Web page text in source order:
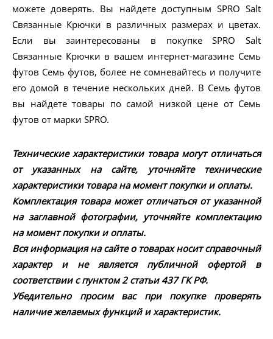
можете доверять. Вы найдете доступным SPRO Salt
Связанные Крючки в различных размерах и цветах.
Если вы заинтересованы в покупке SPRO Salt
Связанные Крючки в вашем интернет-магазине Семь
футов Семь футов, более не сомневайтесь и получите
его домой в течение нескольких дней. В Семь футов
вы найдете товары по самой низкой цене от Семь
футов от марки SPRO.
Технические характеристики товара могут отличаться
от указанных на сайте, уточняйте технические
характеристики товара на момент покупки и оплаты.
Комплектация товара может отличаться от указанной
на заглавной фотографии, уточняйте комплектацию
на момент покупки и оплаты.
Вся информация на сайте о товарах носит справочный
характер и не является публичной офертой в
соответствии с пунктом 2 статьи 437 ГК РФ.
Убедительно просим вас при покупке проверять
наличие желаемых функций и характеристик.